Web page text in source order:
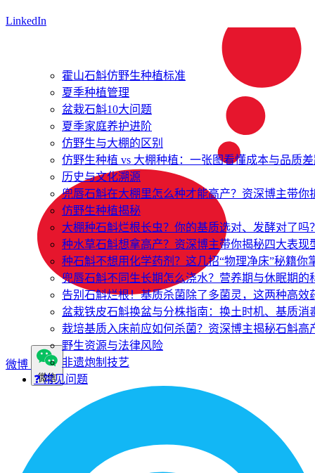
霍山石斛仿野生种植标准
夏季种植管理
盆栽石斛10大问题
夏季家庭养护进阶
仿野生与大棚的区别
仿野生种植 vs 大棚种植：一张图看懂成本与品质
历史与文化溯源
兜唇石斛在大棚里怎么种才能高产？资深博主带你
仿野生种植揭秘
大棚种石斛烂根长虫？你的基质选对、发酵对了吗
种水草石斛想拿高产？资深博主带你揭秘四大表现
种石斛不想用化学药剂？这几招“物理净床”秘籍你
兜唇石斛不同生长期怎么浇水？营养期与休眠期的
告别石斛烂根！基质杀菌除了多菌灵，这两种高效
盆栽铁皮石斛换盆与分株指南：换土时机、基质消
栽培基质入床前应如何杀菌？资深博主揭秘石斛高
野生资源与法律风险
非遗炮制技艺
❓ 常见问题
LinkedIn
微博
微信